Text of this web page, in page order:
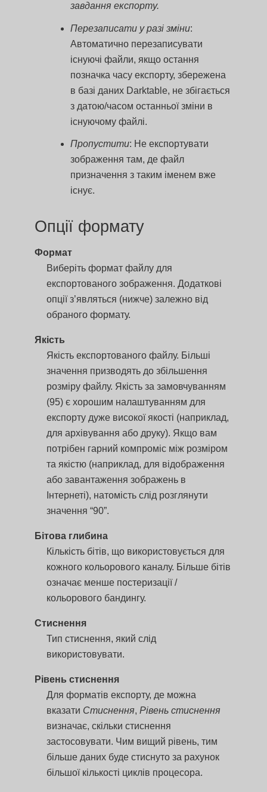
завдання експорту.
Перезаписати у разі зміни:
Автоматично перезаписувати
існуючі файли, якщо остання
позначка часу експорту, збережена
в базі даних Darktable, не збігається
з датою/часом останньої зміни в
існуючому файлі.
Пропустити: Не експортувати
зображення там, де файл
призначення з таким іменем вже
існує.
Опції формату
Формат
Виберіть формат файлу для
експортованого зображення. Додаткові
опції з’являться (нижче) залежно від
обраного формату.
Якість
Якість експортованого файлу. Більші
значення призводять до збільшення
розміру файлу. Якість за замовчуванням
(95) є хорошим налаштуванням для
експорту дуже високої якості (наприклад,
для архівування або друку). Якщо вам
потрібен гарний компроміс між розміром
та якістю (наприклад, для відображення
або завантаження зображень в
Інтернеті), натомість слід розглянути
значення “90”.
Бітова глибина
Кількість бітів, що використовується для
кожного кольорового каналу. Більше бітів
означає менше постеризації /
кольорового бандингу.
Стиснення
Тип стиснення, який слід
використовувати.
Рівень стиснення
Для форматів експорту, де можна
вказати Стиснення,Рівень стиснення
визначає, скільки стиснення
застосовувати. Чим вищий рівень, тим
більше даних буде стиснуто за рахунок
більшої кількості циклів процесора.